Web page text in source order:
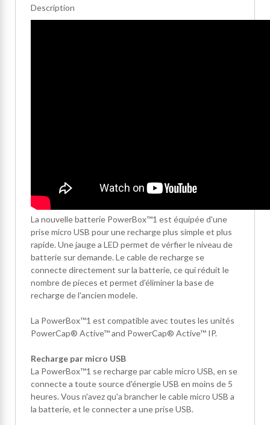
Description
La nouvelle batterie PowerBox™1 est équipée d'une
prise micro USB pour une recharge plus simple et plus
rapide. Une jauge a LED permet de vérfier le niveau de
batterie sur demande. Le cable de recharge se
connecte directement sur la batterie, ce qui réduit le
nombre de pieces et permet d'éliminer la base de
recharge de l'ancien modele.
La PowerBox™1 est compatible avec toutes les unités
PowerCap® Active™ and PowerCap® Active™ IP.
Recharge par micro USB
La PowerBox™1 se recharge par cable micro USB, en se
connecte a toute source d'énergie USB en moins de 5
heures. Vous n'avez qu'a brancher le cable micro USB a
la batterie, et le connecter a une prise USB.